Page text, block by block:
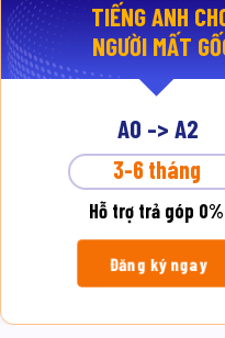
TIẾNG ANH
NGƯỜI MẤT
A0 -> A2
Hỗ trợ trả góp 0%
Đăng ký ngay
3-6 tháng